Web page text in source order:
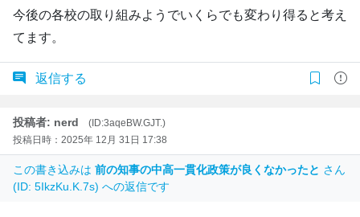
今後の各校の取り組みようでいくらでも変わり得ると考え
てます。
返信する
投稿者: nerd
(ID:3aqeBW.GJT.)
投稿日時：2025年 12月 31日 17:38
この書き込みは 前の知事の中高一貫化政策が良くなかったと さん
(ID: 5IkzKu.K.7s) への返信です